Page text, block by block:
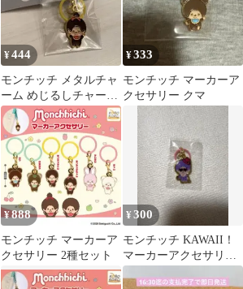
¥444
モンチッチ メタルチャ
ーム めじるしチャー
ム マーカーアクセサ
リー ガチャガチャ
¥333
モンチッチ マーカーア
クセサリー クマ
¥888
モンチッチ マーカーア
クセサリー 2種セット
¥300
モンチッチ KAWAII！
マーカーアクセサリー
サングラス